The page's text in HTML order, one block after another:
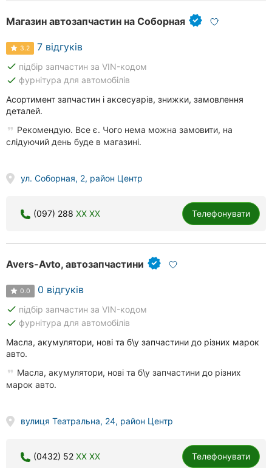
Магазин автозапчастин на Соборная
3.2 7 відгуків
done підбір запчастин за VIN-кодом
done фурнітура для автомобілів
Асортимент запчастин і аксесуарів, знижки, замовлення
деталей.
Рекомендую. Все є. Чого нема можна замовити, на
слідуючий день буде в магазині.
ул. Соборная, 2, район Центр
(097) 288 XX XX Телефонувати
Avers-Avto, автозапчастини
0.0 0 відгуків
done підбір запчастин за VIN-кодом
done фурнітура для автомобілів
Масла, акумулятори, нові та б\у запчастини до різних марок
авто.
Масла, акумулятори, нові та б\у запчастини до різних
марок авто.
вулиця Театральна, 24, район Центр
(0432) 52 XX XX Телефонувати